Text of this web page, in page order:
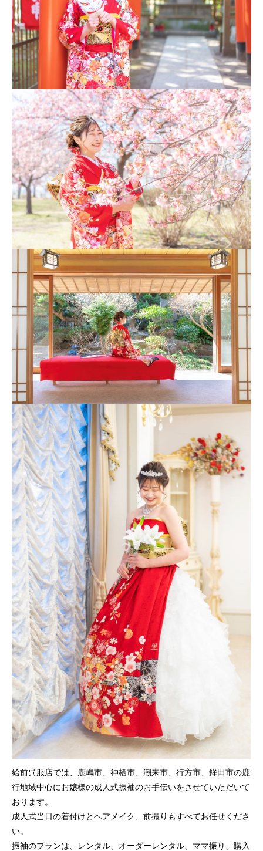
給前呉服店では、鹿嶋市、神栖市、潮来市、行方市、鉾田市の鹿
行地域中心にお嬢様の成人式振袖のお手伝いをさせていただいて
おります。
成人式当日の着付けとヘアメイク、前撮りもすべてお任せくださ
い。
振袖のプランは、レンタル、オーダーレンタル、ママ振り、購入